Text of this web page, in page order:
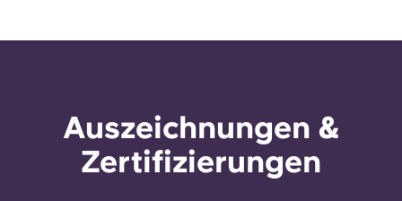
Auszeichnungen &
Zertifizierungen